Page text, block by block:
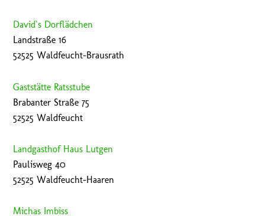
David`s Dorflädchen
Landstraße 16
52525 Waldfeucht-Brausrath
Gaststätte Ratsstube
Brabanter Straße 75
52525 Waldfeucht
Landgasthof Haus Lutgen
Paulisweg 40
52525 Waldfeucht-Haaren
Michas Imbiss